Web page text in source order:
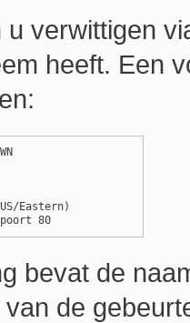
verwittigen
heeft. Een
Eastern)
80
bevat de
de